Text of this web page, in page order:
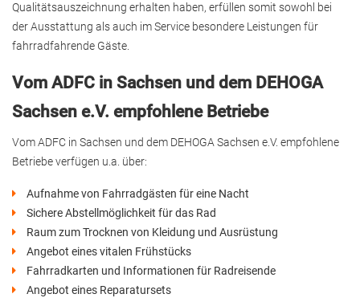
Qualitätsauszeichnung erhalten haben, erfüllen somit sowohl bei
der Ausstattung als auch im Service besondere Leistungen für
fahrradfahrende Gäste.
Vom ADFC in Sachsen und dem DEHOGA
Sachsen e.V. empfohlene Betriebe
Vom ADFC in Sachsen und dem DEHOGA Sachsen e.V. empfohlene
Betriebe verfügen u.a. über:
Aufnahme von Fahrradgästen für eine Nacht
Sichere Abstellmöglichkeit für das Rad
Raum zum Trocknen von Kleidung und Ausrüstung
Angebot eines vitalen Frühstücks
Fahrradkarten und Informationen für Radreisende
Angebot eines Reparatursets